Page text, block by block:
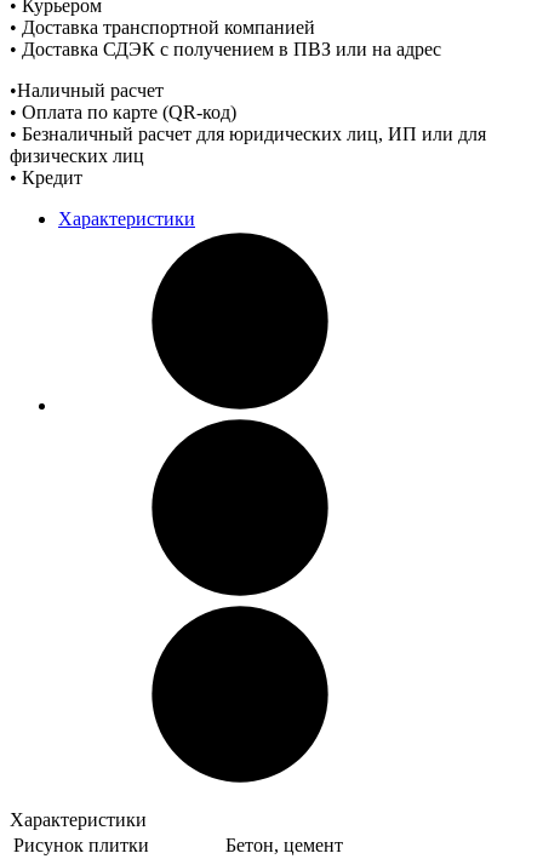
• Курьером
• Доставка транспортной компанией
• Доставка СДЭК с получением в ПВЗ или на адрес
•Наличный расчет
• Оплата по карте (QR-код)
• Безналичный расчет для юридических лиц, ИП или для
физических лиц
• Кредит
Характеристики
Характеристики
Рисунок плитки
Бетон, цемент